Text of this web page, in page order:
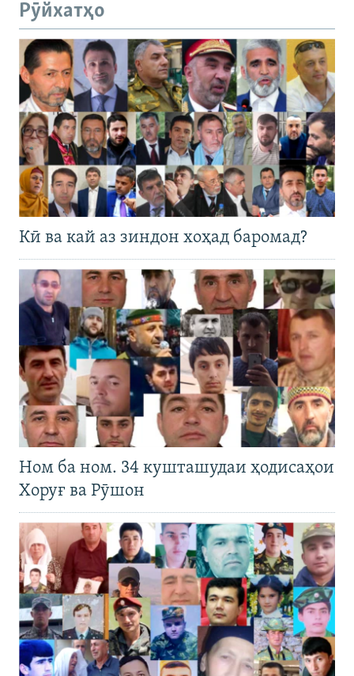
Рӯйхатҳо
Кӣ ва кай аз зиндон хоҳад баромад?
Ном ба ном. 34 кушташудаи ҳодисаҳои
Хоруғ ва Рӯшон